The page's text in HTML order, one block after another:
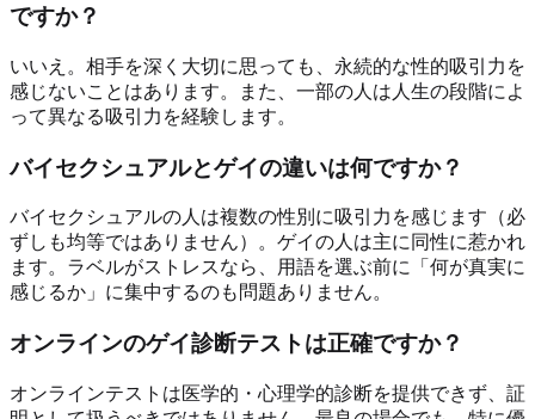
ですか？
いいえ。相手を深く大切に思っても、永続的な性的吸引力を
感じないことはあります。また、一部の人は人生の段階によ
って異なる吸引力を経験します。
バイセクシュアルとゲイの違いは何ですか？
バイセクシュアルの人は複数の性別に吸引力を感じます（必
ずしも均等ではありません）。ゲイの人は主に同性に惹かれ
ます。ラベルがストレスなら、用語を選ぶ前に「何が真実に
感じるか」に集中するのも問題ありません。
オンラインのゲイ診断テストは正確ですか？
オンラインテストは医学的・心理学的診断を提供できず、証